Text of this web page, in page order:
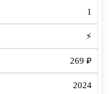
1
⚡
269 ₽
2024